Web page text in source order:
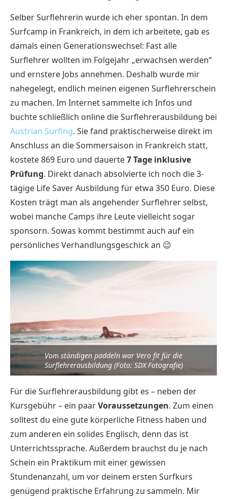
Selber Surflehrerin wurde ich eher spontan. In dem
Surfcamp in Frankreich, in dem ich arbeitete, gab es
damals einen Generationswechsel: Fast alle
Surflehrer wollten im Folgejahr „erwachsen werden“
und ernstere Jobs annehmen. Deshalb wurde mir
nahegelegt, endlich meinen eigenen Surflehrerschein
zu machen. Im Internet sammelte ich Infos und
buchte schließlich online die Surflehrerausbildung bei
Austrian Surfing. Sie fand praktischerweise direkt im
Anschluss an die Sommersaison in Frankreich statt,
kostete 869 Euro und dauerte7 Tage inklusive
Prüfung. Direkt danach absolvierte ich noch die 3-
tägige Life Saver Ausbildung für etwa 350 Euro. Diese
Kosten trägt man als angehender Surflehrer selbst,
wobei manche Camps ihre Leute vielleicht sogar
sponsorn. Sowas kommt bestimmt auch auf ein
persönliches Verhandlungsgeschick an 😉
Vom ständigen paddeln war Vero fit für die
Surflehrerausbildung (Foto: SDX Fotografie)
Für die Surflehrerausbildung gibt es – neben der
Kursgebühr – ein paarVoraussetzungen. Zum einen
solltest du eine gute körperliche Fitness haben und
zum anderen ein solides Englisch, denn das ist
Unterrichtssprache. Außerdem brauchst du je nach
Schein ein Praktikum mit einer gewissen
Stundenanzahl, um vor deinem ersten Surfkurs
genügend praktische Erfahrung zu sammeln. Mir